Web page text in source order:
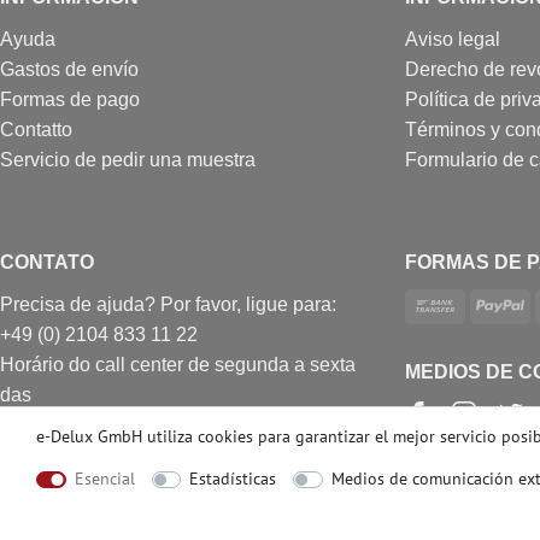
Ayuda
Gastos de envío
Formas de pago
Contatto
Servicio de pedir una muestra
Aviso legal
Derecho de
Política de
Términos y
Formulario de
CONTATO
Precisa de ajuda? Por favor, ligue para:
+49 (0) 2104 833 11 22
Horário do call center de segunda a sexta
das
FORMAS DE
MEDIOS DE
e-Delux GmbH utiliza cookies para garantizar el mejor servicio
Esencial
Estadísticas Medios de comunicación